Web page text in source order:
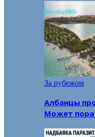
За рубежом
Албанцы
Может пора